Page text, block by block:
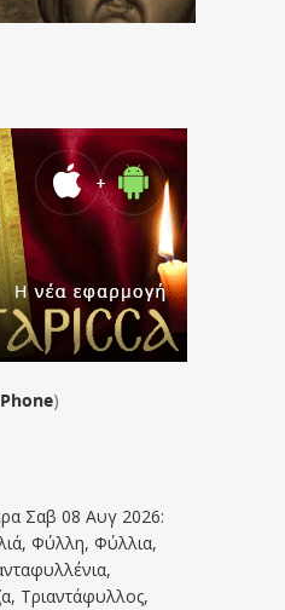
)
Σαβ 08 Αυγ 2026:
Φύλλη, Φύλλια,
Τριαντάφυλλος,